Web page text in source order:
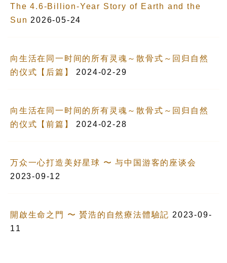
The 4.6-Billion-Year Story of Earth and the
Sun 2026-05-24
向生活在同一时间的所有灵魂～散骨式～回归自然
的仪式【后篇】
2024-02-29
向生活在同一时间的所有灵魂～散骨式～回归自然
的仪式【前篇】
2024-02-28
万众一心打造美好星球 〜 与中国游客的座谈会
2023-09-12
開啟生命之門 〜 贇浩的自然療法體驗記 2023-09-
11